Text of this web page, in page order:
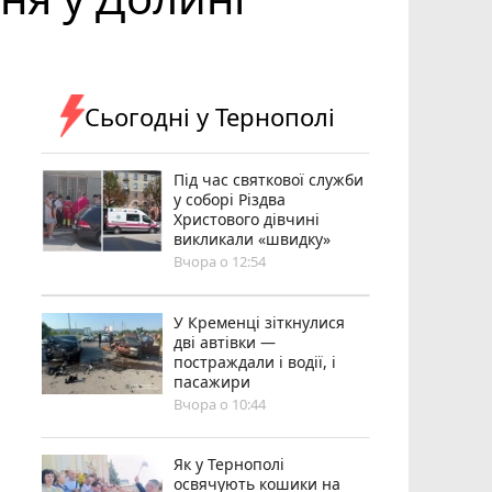
Сьогодні у Тернополі
Під час святкової служби
у соборі Різдва
Христового дівчині
викликали «швидку»
Вчора о 12:54
У Кременці зіткнулися
дві автівки —
постраждали і водії, і
пасажири
Вчора о 10:44
Як у Тернополі
освячують кошики на